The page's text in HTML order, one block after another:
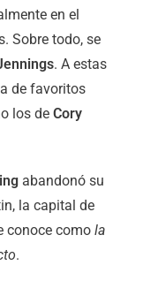
en el
Sobre todo, se
. A estas
de favoritos
los deCory
abandonó su
la capital de
conoce comola
.